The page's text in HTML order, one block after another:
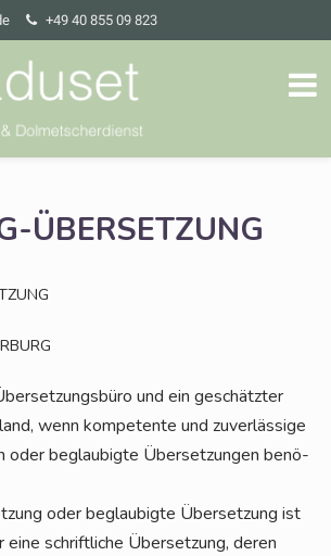
+49 40 855 09 823
ÜBERSETZUNG
und ein geschätz­ter
wenn kom­pe­ten­te und zuver­läs­si­ge
oder beglau­big­te Über­set­zun­gen benö­
oder beglau­big­te Über­set­zung ist
eine schrift­li­che Über­set­zung, deren